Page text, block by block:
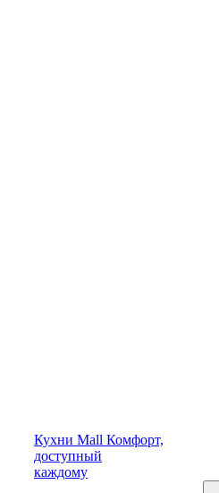
Кухни Mall Комфорт,
доступный
каждому